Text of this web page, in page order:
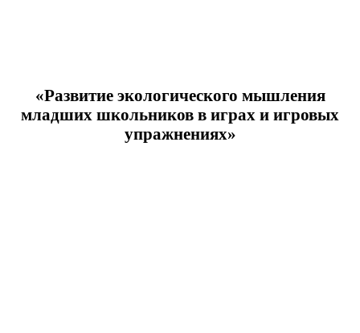
«Развитие экологического мышления
младших школьников в играх и игровых
упражнениях»